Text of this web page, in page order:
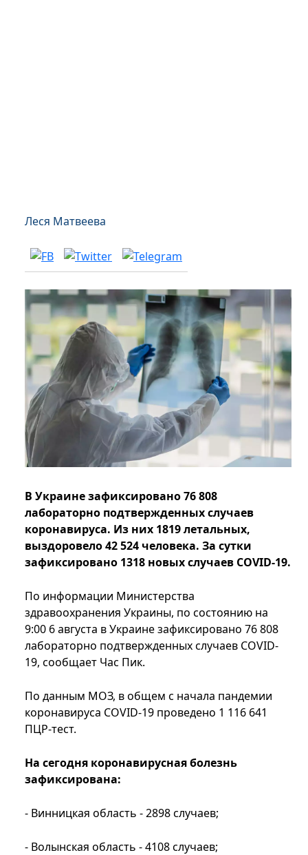
Леся Матвеева
В Украине зафиксировано 76 808
лабораторно подтвержденных случаев
коронавируса. Из них 1819 летальных,
выздоровело 42 524 человека. За сутки
зафиксировано 1318 новых случаев COVID-19.
По информации Министерства
здравоохранения Украины, по состоянию на
9:00 6 августа в Украине зафиксировано 76 808
лабораторно подтвержденных случаев COVID-
19, сообщает Час Пик.
По данным МОЗ, в общем с начала пандемии
коронавируса COVID-19 проведено 1 116 641
ПЦР-тест.
На сегодня коронавирусная болезнь
зафиксирована:
- Винницкая область - 2898 случаев;
- Волынская область - 4108 случаев;